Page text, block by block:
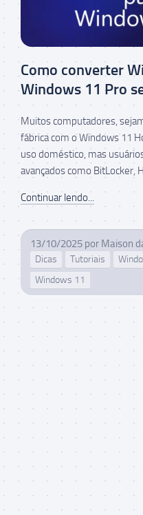
Como converter
Windows 11 Pro
Muitos computadores,
fábrica com o Windows 11
uso doméstico, mas
avançados como BitLocker,
Continuar lendo...
13/10/2025 por Maison
Dicas Tutoriais
Windows 11